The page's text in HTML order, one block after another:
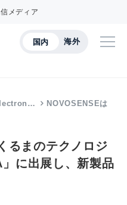
メディア
国内 海外
NOVOSENSEは
るまのテクノロジ
に出展し、新製品